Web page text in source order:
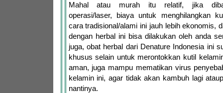
Mahal atau murah itu relatif, jika
operasi/laser, biaya untuk menghilangkan
cara tradisional/alami ini jauh lebih ekonomis,
dengan herbal ini bisa dilakukan oleh anda
juga, obat herbal dari Denature Indonesia ini
khusus selain untuk merontokkan kutil
aman, juga mampu mematikan virus
kelamin ini, agar tidak akan kambuh lagi
nantinya.